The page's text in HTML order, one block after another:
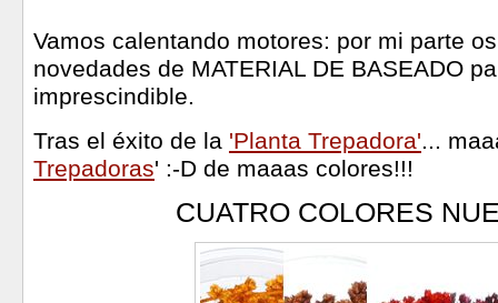
Vamos calentando motores: por mi parte
novedades de MATERIAL DE BASEADO
imprescindible.
Tras el éxito de la 'Planta Trepadora'...
Trepadoras' :-D de maaas colores!!!
CUATRO COLORES